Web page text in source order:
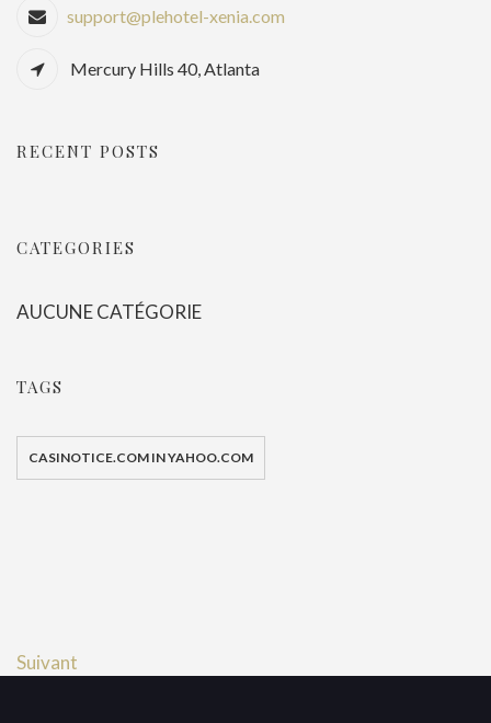
support@plehotel-xenia.com
Mercury Hills 40, Atlanta
RECENT POSTS
CATEGORIES
AUCUNE CATÉGORIE
TAGS
CASINOTICE.COM IN YAHOO.COM
Suivant